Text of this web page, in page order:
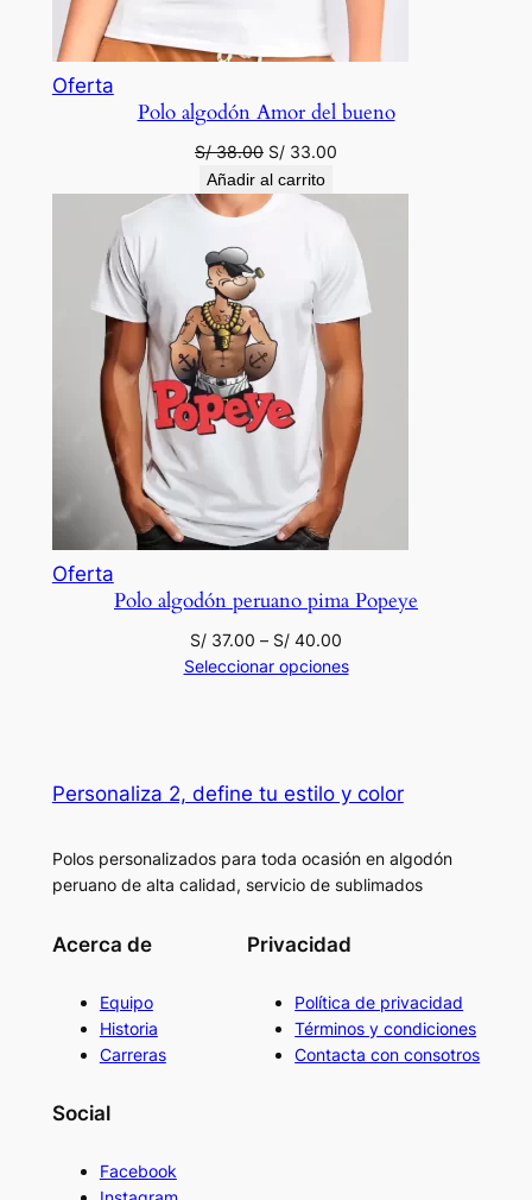
OfertaProducto
Polo algodón Amor del bueno
S/38.00 El
precio
original
S/ 33.00
es:
S/ 33.00.
Añadir al carrito
OfertaProducto
en
Polo algodón peruano pima Popeye
S/ 37.00 – S/ 40.00
de
S/ 40.00
Seleccionar opciones
Personaliza 2, define tu estilo y color
Polos personalizados para toda ocasión en algodón
peruano de alta calidad, servicio de sublimados
Acerca de
Equipo
Historia
Carreras
Privacidad
Política de privacidad
Términos y condiciones
Contacta con consotros
Social
Facebook